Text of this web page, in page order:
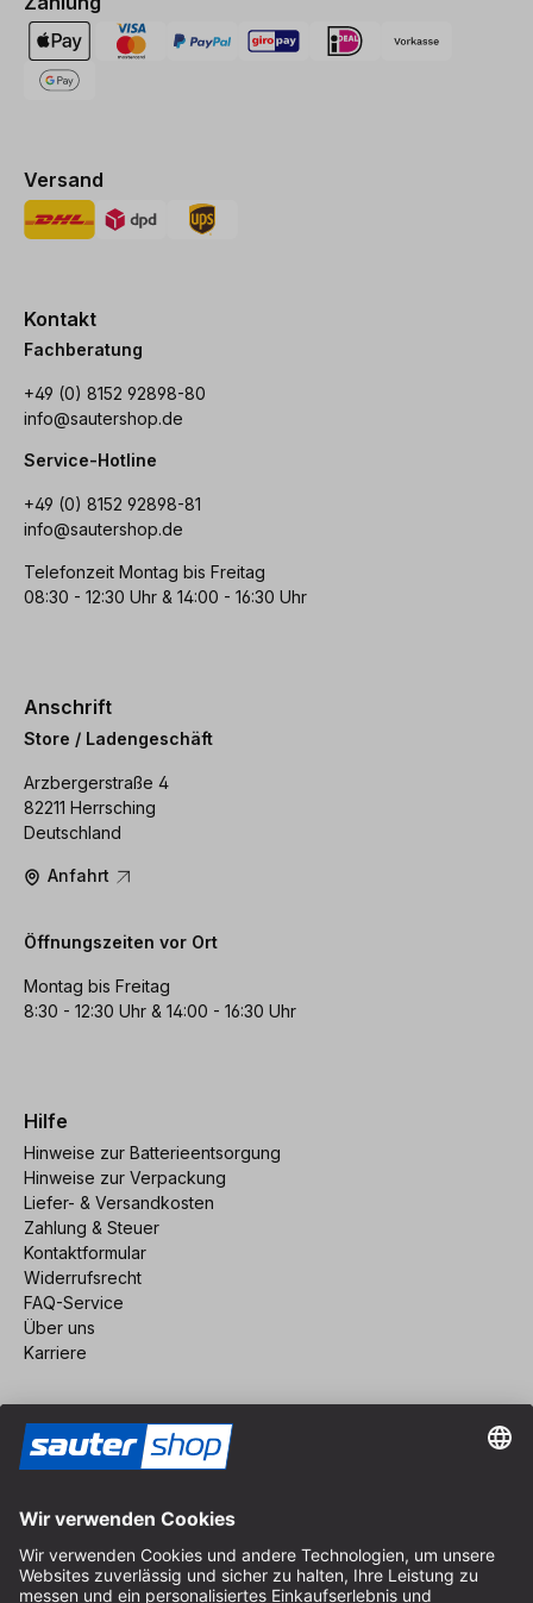
Versand
Kontakt
Fachberatung
+49 (0) 8152 92898-80
info@sautershop.de
Service-Hotline
+49 (0) 8152 92898-81
info@sautershop.de
Telefonzeit Montag bis Freitag
08:30 - 12:30 Uhr & 14:00 - 16:30 Uhr
Anschrift
Store / Ladengeschäft
Arzbergerstraße 4
82211 Herrsching
Deutschland
Anfahrt
Öffnungszeiten vor Ort
Montag bis Freitag
8:30 - 12:30 Uhr & 14:00 - 16:30 Uhr
Hilfe
Hinweise zur Batterieentsorgung
Hinweise zur Verpackung
Liefer- & Versandkosten
Zahlung & Steuer
Kontaktformular
Widerrufsrecht
FAQ-Service
Über uns
Karriere
Impressum